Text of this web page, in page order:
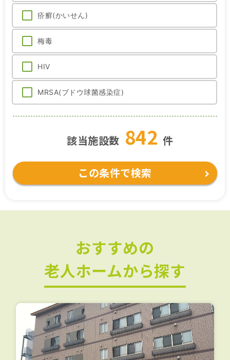
疥癬(かいせん)
梅毒
HIV
MRSA(ブドウ球菌感染症)
該当施設数 842 件
この条件で検索
おすすめの
老人ホームから探す